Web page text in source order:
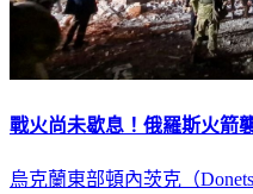
戰火尚未歇息！俄羅斯火
烏克蘭東部頓內茨克（